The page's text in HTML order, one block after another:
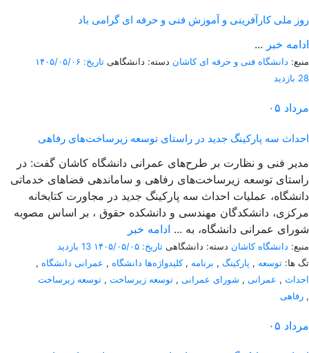
روز ملی کارآفرینی و آموزش فنی و حرفه ای گرامی باد
... ادامه خبر
منبع: دانشگاه فنی و حرفه ای کاشان دسته: دانشگاهی تاریخ: ۱۴۰۵/۰۵/۰۶
28 بازدید
۰۵ مرداد
احداث سه پارکینگ جدید در راستای توسعه زیرساخت‌های رفاهی
مدیر فنی و نظارت بر طرح‌های عمرانی دانشگاه کاشان گفت: در
راستای توسعه زیرساخت‌های رفاهی و ساماندهی فضاهای خدماتی
دانشگاه، عملیات احداث سه پارکینگ جدید در مجاورت کتابخانه
مرکزی، دانشکدگان مهندسی و دانشکده حقوق ، بر اساس مصوبه
شورای عمرانی دانشگاه، به ... ادامه خبر
منبع: دانشگاه کاشان دسته: دانشگاهی تاریخ: ۱۴۰۵/۰۵/۰۵
13 بازدید
تگ ها: توسعه , پارکینگ , برنامه ,کلیدواژه‌ها دانشگاه , عمرانی دانشگاه ,
احداث , عمرانی , شورای عمرانی , توسعه زیرساخت , توسعه زیرساخت
رفاهی ,
۰۵ مرداد